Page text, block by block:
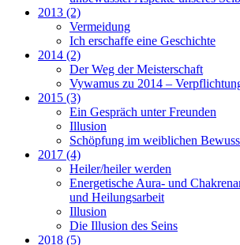
2013 (2)
Vermeidung
Ich erschaffe eine Geschichte
2014 (2)
Der Weg der Meisterschaft
Vywamus zu 2014 –
2015 (3)
Ein Gespräch unter Freunden
Illusion
Schöpfung im weiblichen
2017 (4)
Heiler/heiler werden
Energetische Aura- und
und Heilungsarbeit
Illusion
Die Illusion des Seins
2018 (5)